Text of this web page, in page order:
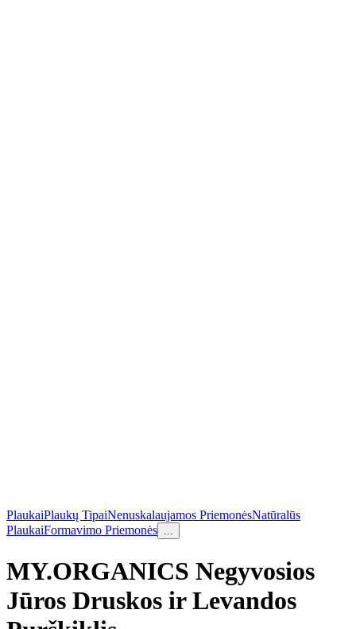
PlaukaiPlaukų TipaiNenuskalaujamos PriemonėsNatūralūs
PlaukaiFormavimo Priemonės ...
MY.ORGANICS Negyvosios
Jūros Druskos ir Levandos